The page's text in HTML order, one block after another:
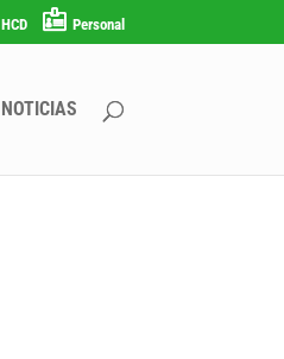
HCD Personal
NOTICIAS